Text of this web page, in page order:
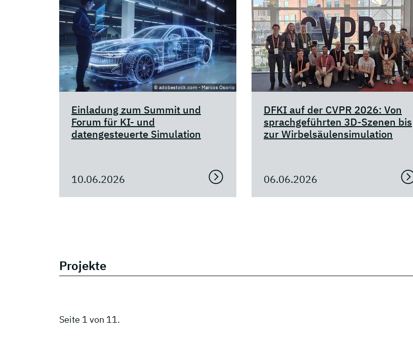
© adobestock.com - Marcos Osorio
Einladung zum Summit und
Forum für KI- und
datengesteuerte Simulation
10.06.2026
DFKI auf der CVPR 2026: Von
sprachgeführten 3D-Szenen bis
zur Wirbelsäulensimulation
06.06.2026
Projekte
Seite 1 von 11.